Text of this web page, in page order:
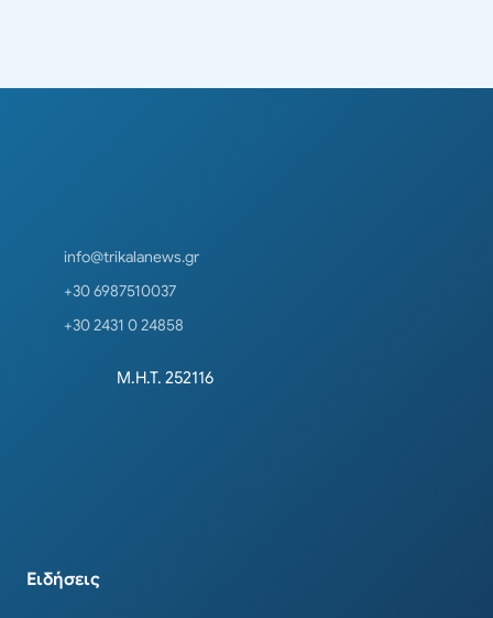
info@trikalanews.gr
+30 6987510037
+30 2431 0 24858
Μ.Η.Τ. 252116
Ειδήσεις